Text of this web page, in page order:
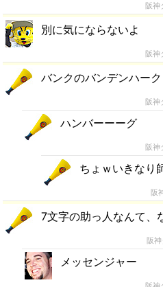
阪神
別に気にならないよ
阪神
バンクのバンデンハー
阪神
ハンバーーーグ
阪神
ちょｗいきなり
阪
7文字の助っ人なんて、
阪神
メッセンジャー